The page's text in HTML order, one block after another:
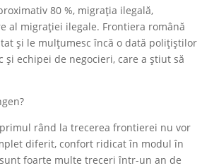
80 %, migrația ilegală,
al migrației ilegale. Frontiera română
și le mulțumesc încă o dată polițiștilor
echipei de negocieri, care a știut să
rând la trecerea frontierei nu vor
diferit, confort ridicat în modul în
foarte multe treceri într-un an de